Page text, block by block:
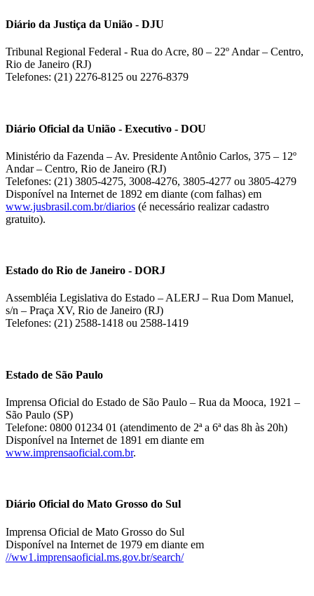
Diário da Justiça da União - DJU
Tribunal Regional Federal - Rua do Acre, 80 – 22º Andar – Centro,
Rio de Janeiro (RJ)
Telefones: (21) 2276-8125 ou 2276-8379
Diário Oficial da União - Executivo - DOU
Ministério da Fazenda – Av. Presidente Antônio Carlos, 375 – 12º
Andar – Centro, Rio de Janeiro (RJ)
Telefones: (21) 3805-4275, 3008-4276, 3805-4277 ou 3805-4279
Disponível na Internet de 1892 em diante (com falhas) em
www.jusbrasil.com.br/diarios (é necessário realizar cadastro
gratuito).
Estado do Rio de Janeiro - DORJ
Assembléia Legislativa do Estado – ALERJ – Rua Dom Manuel,
s/n – Praça XV, Rio de Janeiro (RJ)
Telefones: (21) 2588-1418 ou 2588-1419
Estado de São Paulo
Imprensa Oficial do Estado de São Paulo – Rua da Mooca, 1921 –
São Paulo (SP)
Telefone: 0800 01234 01 (atendimento de 2ª a 6ª das 8h às 20h)
Disponível na Internet de 1891 em diante em
www.imprensaoficial.com.br.
Diário Oficial do Mato Grosso do Sul
Imprensa Oficial de Mato Grosso do Sul
Disponível na Internet de 1979 em diante em
//ww1.imprensaoficial.ms.gov.br/search/